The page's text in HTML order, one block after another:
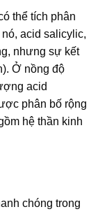
thể tích phân
acid salicylic,
nhưng sự kết
Ở nồng độ
acid
phân bố rộng
hệ thần kinh
chóng trong